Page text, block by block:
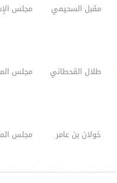
مقبل السحيمي مجلس
طلال القحطاني مجلس
خولان بن عامر مجلس